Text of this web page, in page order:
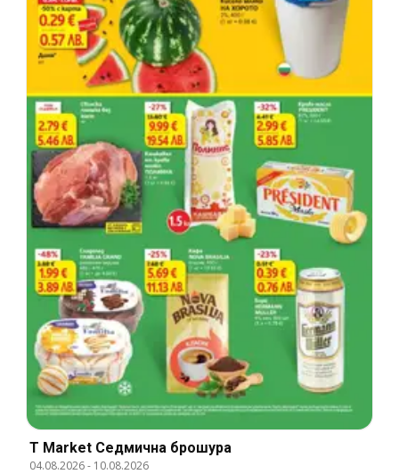
T Market Cедмична брошура
04.08.2026- 10.08.2026